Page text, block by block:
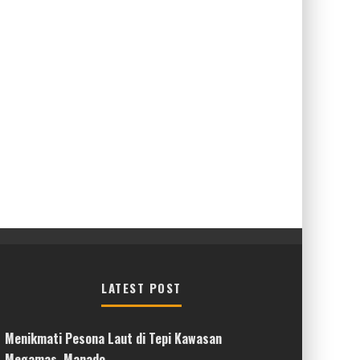
LATEST POST
Menikmati Pesona Laut di Tepi Kawasan